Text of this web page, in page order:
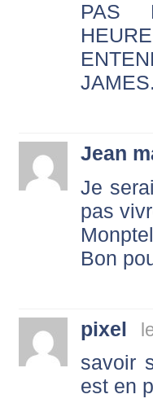
PAS
JAMES.
Jean
Je
pas
Bon
pixel
savoir
est en